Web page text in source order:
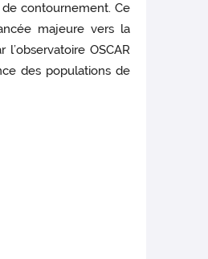
contournement. Ce
majeure vers la
OSCAR
des populations de